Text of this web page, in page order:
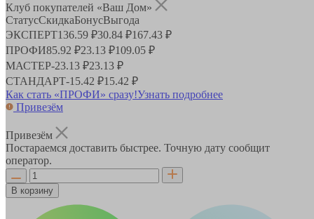
Клуб покупателей «Ваш Дом»
СтатусСкидкаБонусВыгода
ЭКСПЕРТ136.59 ₽30.84 ₽167.43 ₽
ПРОФИ85.92 ₽23.13 ₽109.05 ₽
МАСТЕР-23.13 ₽23.13 ₽
СТАНДАРТ-15.42 ₽15.42 ₽
Как стать «ПРОФИ» сразу!Узнать подробнее
Привезём
Привезём
Постараемся доставить быстрее. Точную дату сообщит
оператор.
В корзину